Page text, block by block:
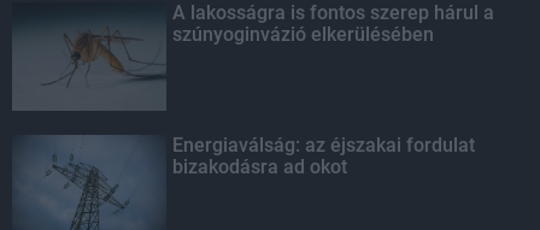
A lakosságra is fontos szerep hárul a
szúnyoginvázió elkerülésében
Energiaválság: az éjszakai fordulat
bizakodásra ad okot